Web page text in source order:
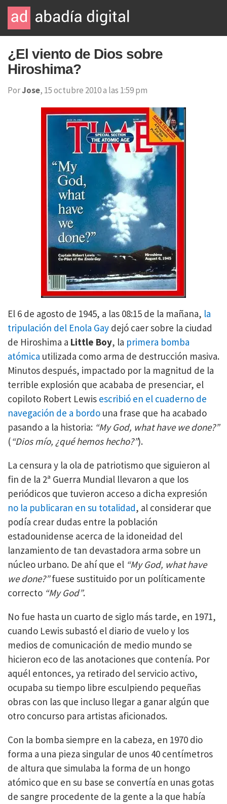
¿El viento de Dios sobre
Hiroshima?
PorJose, 15 octubre 2010 a las 1:59 pm
El 6 de agosto de 1945, a las 08:15 de la mañana, la
tripulación del Enola Gay dejó caer sobre la ciudad
de Hiroshima a Little Boy, la primera bomba
atómica utilizada como arma de destrucción masiva.
Minutos después, impactado por la magnitud de la
terrible explosión que acababa de presenciar, el
copiloto Robert Lewis escribió en el cuaderno de
navegación de a bordo una frase que ha acabado
pasando a la historia: “My God, what have we done?”
(“Dios mío, ¿qué hemos hecho?”).
La censura y la ola de patriotismo que siguieron al
fin de la 2ª Guerra Mundial llevaron a que los
periódicos que tuvieron acceso a dicha expresión
no la publicaran en su totalidad, al considerar que
podía crear dudas entre la población
estadounidense acerca de la idoneidad del
lanzamiento de tan devastadora arma sobre un
núcleo urbano. De ahí que el “My God, what have
we done?”fuese sustituido por un políticamente
correcto “My God”.
No fue hasta un cuarto de siglo más tarde, en 1971,
cuando Lewis subastó el diario de vuelo y los
medios de comunicación de medio mundo se
hicieron eco de las anotaciones que contenía. Por
aquél entonces, ya retirado del servicio activo,
ocupaba su tiempo libre esculpiendo pequeñas
obras con las que incluso llegar a ganar algún que
otro concurso para artistas aficionados.
Con la bomba siempre en la cabeza, en 1970 dio
forma a una pieza singular de unos 40 centímetros
de altura que simulaba la forma de un hongo
atómico que en su base se convertía en unas gotas
de sangre procedente de la gente a la que había